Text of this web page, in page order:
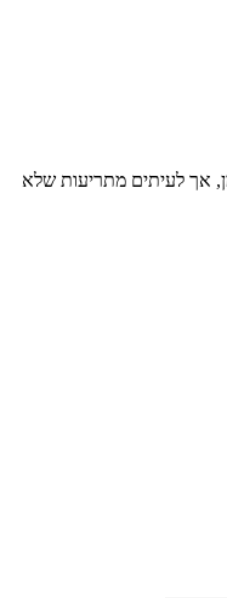
אך לעיתים מתריעות שלא